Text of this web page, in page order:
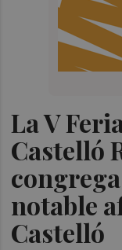
La V
Castelló
notable
Castelló